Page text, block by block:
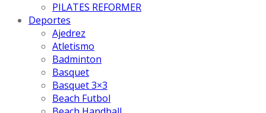
PILATES REFORMER
Deportes
Ajedrez
Atletismo
Badminton
Basquet
Basquet 3×3
Beach Futbol